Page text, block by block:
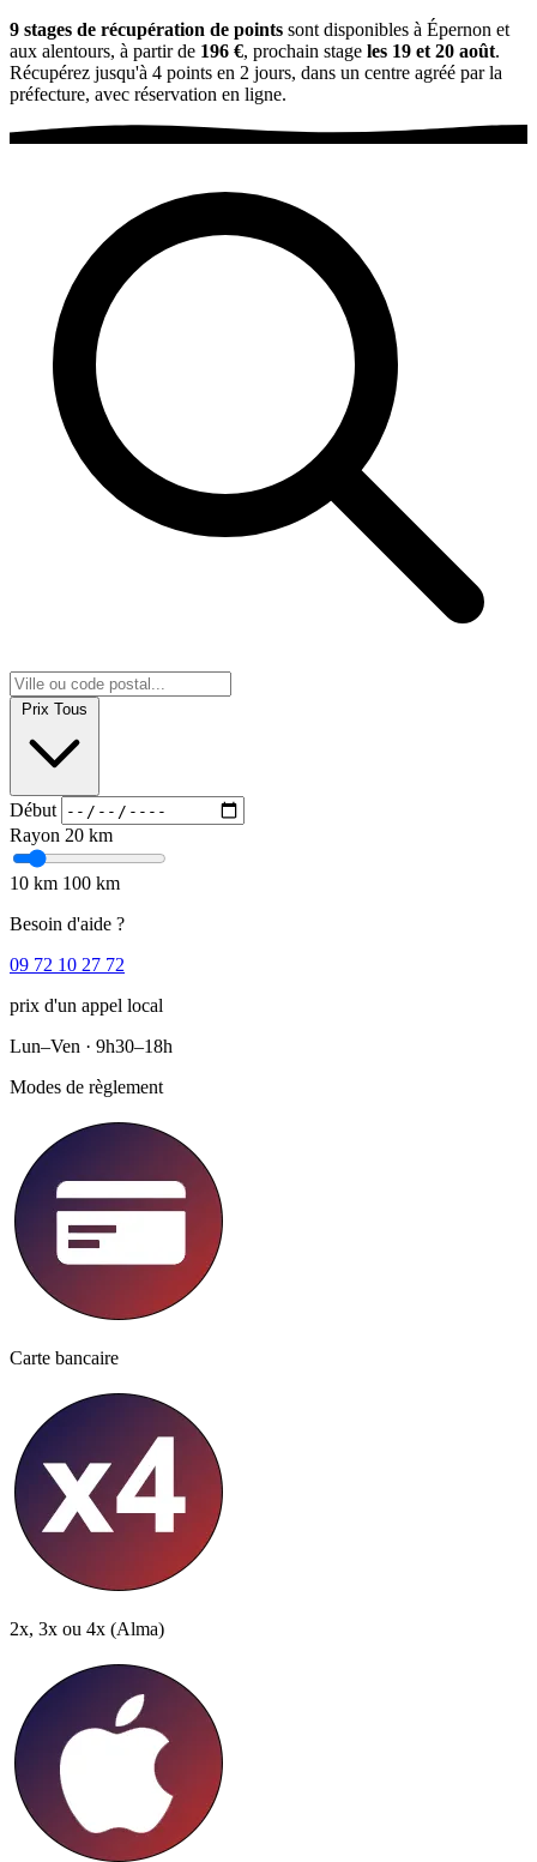
9 stages de récupération de points sont disponibles à Épernon et
aux alentours, à partir de 196 €, prochain stage les 19 et 20 août.
Récupérez jusqu'à 4 points en 2 jours, dans un centre agréé par la
préfecture, avec réservation en ligne.
Prix Tous
Début
Rayon 20 km
10 km 100 km
Besoin d'aide ?
09 72 10 27 72
prix d'un appel local
Lun–Ven · 9h30–18h
Modes de règlement
Carte bancaire
2x, 3x ou 4x (Alma)